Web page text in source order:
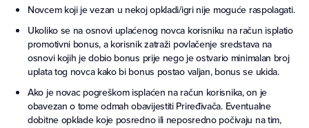
Novcem koji je vezan u nekoj opkladi/igri nije moguće raspolagati.
Ukoliko se na osnovi uplaćenog novca korisniku na račun isplatio
promotivni bonus, a korisnik zatraži povlačenje sredstava na
osnovi kojih je dobio bonus prije nego je ostvario minimalan broj
uplata tog novca kako bi bonus postao valjan, bonus se ukida.
Ako je novac pogreškom isplaćen na račun korisnika, on je
obavezan o tome odmah obavijestiti Priređivača. Eventualne
dobitne opklade koje posredno ili neposredno počivaju na tim,